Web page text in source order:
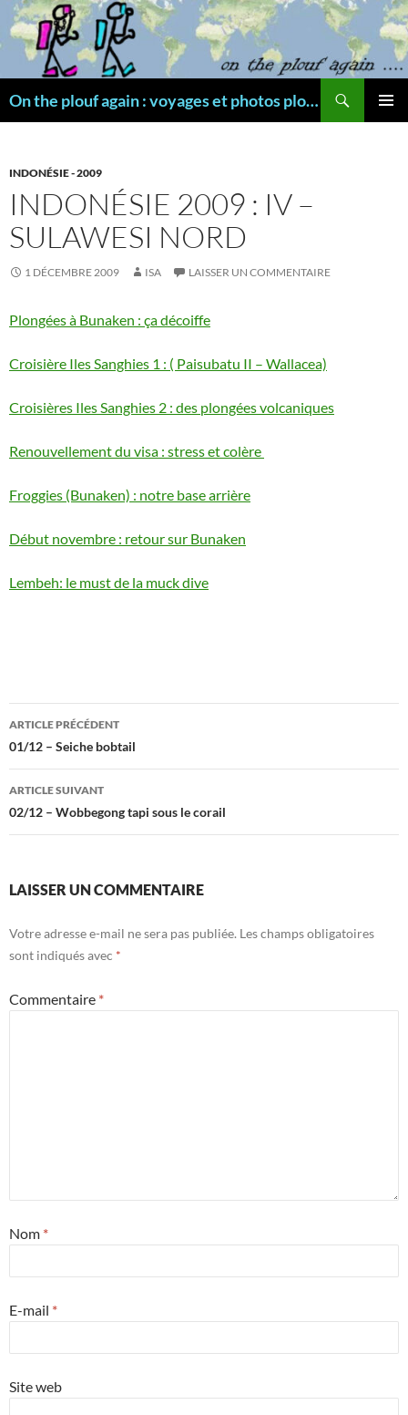
Aller
au
contenu
On the plouf again : voyages et photos plongée
INDONÉSIE - 2009
INDONÉSIE 2009 : IV –
SULAWESI NORD
1 DÉCEMBRE 2009 ISA LAISSER UN COMMENTAIRE
Plongées à Bunaken : ça décoiffe
Croisière Iles Sanghies 1 : ( Paisubatu II – Wallacea)
Croisières Iles Sanghies 2 : des plongées volcaniques
Renouvellement du visa : stress et colère
Froggies (Bunaken) : notre base arrière
Début novembre : retour sur Bunaken
Lembeh: le must de la muck dive
Navigation
des
articles
ARTICLE PRÉCÉDENT
01/12 – Seiche bobtail
ARTICLE SUIVANT
02/12 – Wobbegong tapi sous le corail
LAISSER UN COMMENTAIRE
Votre adresse e-mail ne sera pas publiée. Les champs obligatoires
sont indiqués avec *
Commentaire *
Nom *
E-mail *
Site web